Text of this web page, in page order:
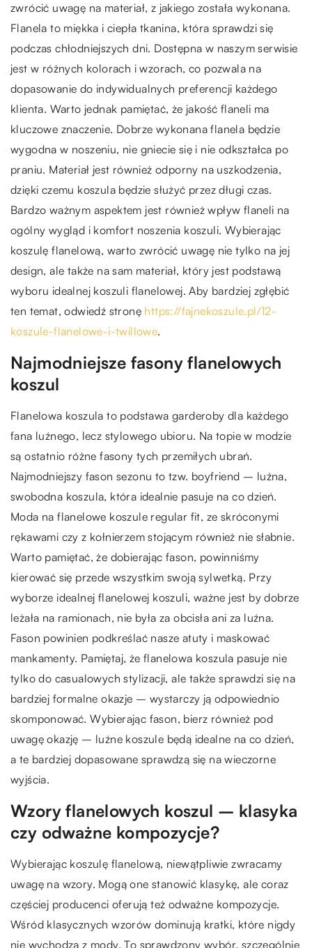
zwrócić uwagę na materiał, z jakiego została wykonana.
Flanela to miękka i ciepła tkanina, która sprawdzi się
podczas chłodniejszych dni. Dostępna w naszym serwisie
jest w różnych kolorach i wzorach, co pozwala na
dopasowanie do indywidualnych preferencji każdego
klienta. Warto jednak pamiętać, że jakość flaneli ma
kluczowe znaczenie. Dobrze wykonana flanela będzie
wygodna w noszeniu, nie gniecie się i nie odkształca po
praniu. Materiał jest również odporny na uszkodzenia,
dzięki czemu koszula będzie służyć przez długi czas.
Bardzo ważnym aspektem jest również wpływ flaneli na
ogólny wygląd i komfort noszenia koszuli. Wybierając
koszulę flanelową, warto zwrócić uwagę nie tylko na jej
design, ale także na sam materiał, który jest podstawą
wyboru idealnej koszuli flanelowej. Aby bardziej zgłębić
ten temat, odwiedź stronę https://fajnekoszule.pl/12-
koszule-flanelowe-i-twillowe.
Najmodniejsze fasony flanelowych
koszul
Flanelowa koszula to podstawa garderoby dla każdego
fana luźnego, lecz stylowego ubioru. Na topie w modzie
są ostatnio różne fasony tych przemiłych ubrań.
Najmodniejszy fason sezonu to tzw. boyfriend – luźna,
swobodna koszula, która idealnie pasuje na co dzień.
Moda na flanelowe koszule regular fit, ze skróconymi
rękawami czy z kołnierzem stojącym również nie słabnie.
Warto pamiętać, że dobierając fason, powinniśmy
kierować się przede wszystkim swoją sylwetką. Przy
wyborze idealnej flanelowej koszuli, ważne jest by dobrze
leżała na ramionach, nie była za obcisła ani za luźna.
Fason powinien podkreślać nasze atuty i maskować
mankamenty. Pamiętaj, że flanelowa koszula pasuje nie
tylko do casualowych stylizacji, ale także sprawdzi się na
bardziej formalne okazje – wystarczy ją odpowiednio
skomponować. Wybierając fason, bierz również pod
uwagę okazję – luźne koszule będą idealne na co dzień,
a te bardziej dopasowane sprawdzą się na wieczorne
wyjścia.
Wzory flanelowych koszul – klasyka
czy odważne kompozycje?
Wybierając koszulę flanelową, niewątpliwie zwracamy
uwagę na wzory. Mogą one stanowić klasykę, ale coraz
częściej producenci oferują też odważne kompozycje.
Wśród klasycznych wzorów dominują kratki, które nigdy
nie wychodzą z mody. To sprawdzony wybór, szczególnie